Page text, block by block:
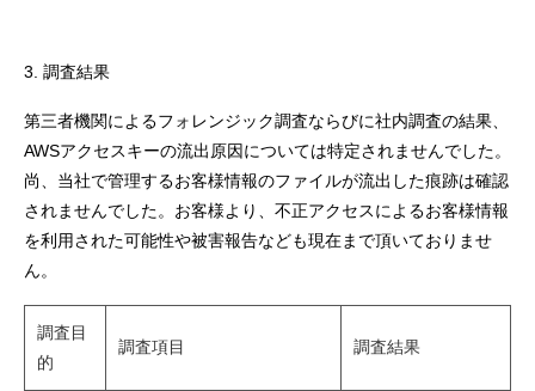
3. 調査結果
第三者機関によるフォレンジック調査ならびに社内調査の結果、
AWSアクセスキーの流出原因については特定されませんでした。
尚、当社で管理するお客様情報のファイルが流出した痕跡は確認
されませんでした。お客様より、不正アクセスによるお客様情報
を利用された可能性や被害報告なども現在まで頂いておりませ
ん。
調査目
的
調査項目 調査結果